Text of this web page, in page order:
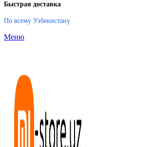
Быстрая доставка
По всему Узбекистану
Меню